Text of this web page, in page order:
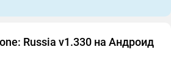
Russia v1.330 на Андроид